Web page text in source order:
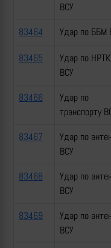
ВСУ
83464 Удар по ББМ
83465
Удар по НРТК
ВСУ
83466
Удар по
транспорту
83467
Удар по
ВСУ
83468
Удар по
ВСУ
83469
Удар по
ВСУ